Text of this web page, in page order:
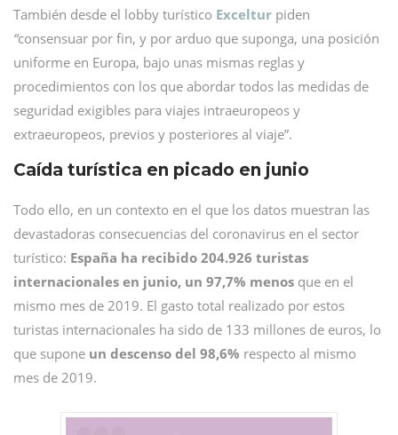
También desde el lobby turístico Exceltur piden
“consensuar por fin, y por arduo que suponga, una posición
uniforme en Europa, bajo unas mismas reglas y
procedimientos con los que abordar todos las medidas de
seguridad exigibles para viajes intraeuropeos y
extraeuropeos, previos y posteriores al viaje”.
Caída turística en picado en junio
Todo ello, en un contexto en el que los datos muestran las
devastadoras consecuencias del coronavirus en el sector
turístico: España ha recibido 204.926 turistas
internacionales en junio, un 97,7% menos que en el
mismo mes de 2019. El gasto total realizado por estos
turistas internacionales ha sido de 133 millones de euros, lo
que supone un descenso del 98,6% respecto al mismo
mes de 2019.